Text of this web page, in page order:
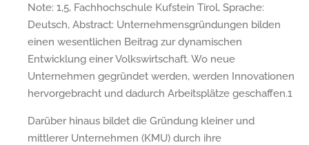
Note: 1,5, Fachhochschule Kufstein Tirol, Sprache:
Deutsch, Abstract: Unternehmensgründungen bilden
einen wesentlichen Beitrag zur dynamischen
Entwicklung einer Volkswirtschaft. Wo neue
Unternehmen gegründet werden, werden Innovationen
hervorgebracht und dadurch Arbeitsplätze geschaffen.1
Darüber hinaus bildet die Gründung kleiner und
mittlerer Unternehmen (KMU) durch ihre